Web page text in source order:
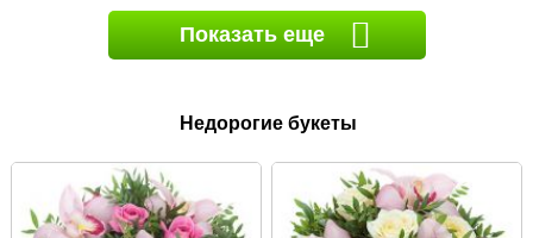
Показать еще
Недорогие букеты